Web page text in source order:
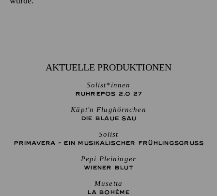
AKTUELLE PRODUKTIONEN
Solist*innen
RUHREPOS 2.0 27
Käpt'n Flughörnchen
DIE BLAUE SAU
Solist
PRIMAVERA - EIN MUSIKALISCHER FRÜHLINGSGRUSS
Pepi Pleininger
WIENER BLUT
Musetta
LA BOHÈME